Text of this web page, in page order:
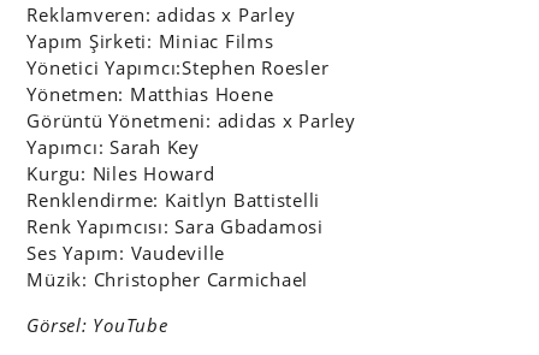
Reklamveren: adidas x Parley
Yapım Şirketi: Miniac Films
Yönetici Yapımcı:Stephen Roesler
Yönetmen: Matthias Hoene
Görüntü Yönetmeni: adidas x Parley
Yapımcı: Sarah Key
Kurgu: Niles Howard
Renklendirme: Kaitlyn Battistelli
Renk Yapımcısı: Sara Gbadamosi
Ses Yapım: Vaudeville
Müzik: Christopher Carmichael
Görsel: YouTube